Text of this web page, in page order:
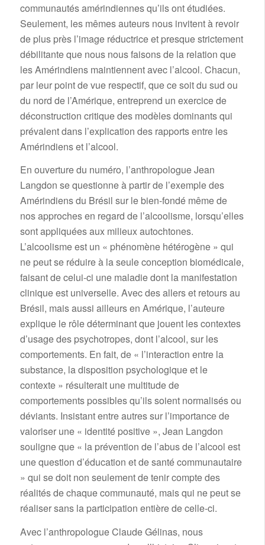
communautés amérindiennes qu’ils ont étudiées.
Seulement, les mêmes auteurs nous invitent à revoir
de plus près l’image réductrice et presque strictement
débilitante que nous nous faisons de la relation que
les Amérindiens maintiennent avec l’alcool. Chacun,
par leur point de vue respectif, que ce soit du sud ou
du nord de l’Amérique, entreprend un exercice de
déconstruction critique des modèles dominants qui
prévalent dans l’explication des rapports entre les
Amérindiens et l’alcool.
En ouverture du numéro, l’anthropologue Jean
Langdon se questionne à partir de l’exemple des
Amérindiens du Brésil sur le bien-fondé même de
nos approches en regard de l’alcoolisme, lorsqu’elles
sont appliquées aux milieux autochtones.
L’alcoolisme est un « phénomène hétérogène » qui
ne peut se réduire à la seule conception biomédicale,
faisant de celui-ci une maladie dont la manifestation
clinique est universelle. Avec des allers et retours au
Brésil, mais aussi ailleurs en Amérique, l’auteure
explique le rôle déterminant que jouent les contextes
d’usage des psychotropes, dont l’alcool, sur les
comportements. En fait, de « l’interaction entre la
substance, la disposition psychologique et le
contexte » résulterait une multitude de
comportements possibles qu’ils soient normalisés ou
déviants. Insistant entre autres sur l’importance de
valoriser une « identité positive », Jean Langdon
souligne que « la prévention de l’abus de l’alcool est
une question d’éducation et de santé communautaire
» qui se doit non seulement de tenir compte des
réalités de chaque communauté, mais qui ne peut se
réaliser sans la participation entière de celle-ci.
Avec l’anthropologue Claude Gélinas, nous